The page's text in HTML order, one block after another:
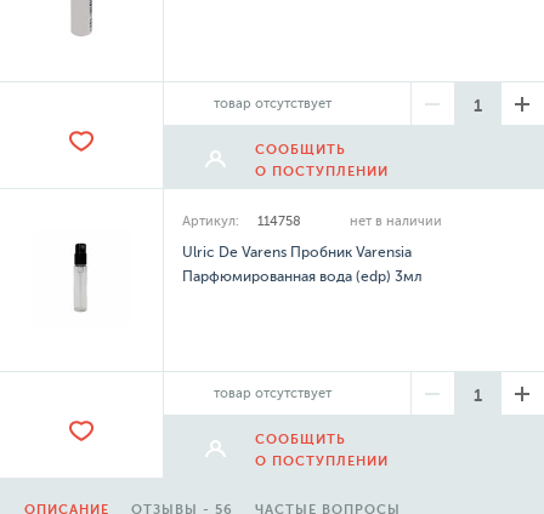
товар отсутствует
СООБЩИТЬ
О ПОСТУПЛЕНИИ
Артикул: 114758 нет в наличии
Ulric De Varens Пробник Varensia
Парфюмированная вода (edp) 3мл
товар отсутствует
СООБЩИТЬ
О ПОСТУПЛЕНИИ
ОПИСАНИЕ ОТЗЫВЫ - 56 ЧАСТЫЕ ВОПРОСЫ